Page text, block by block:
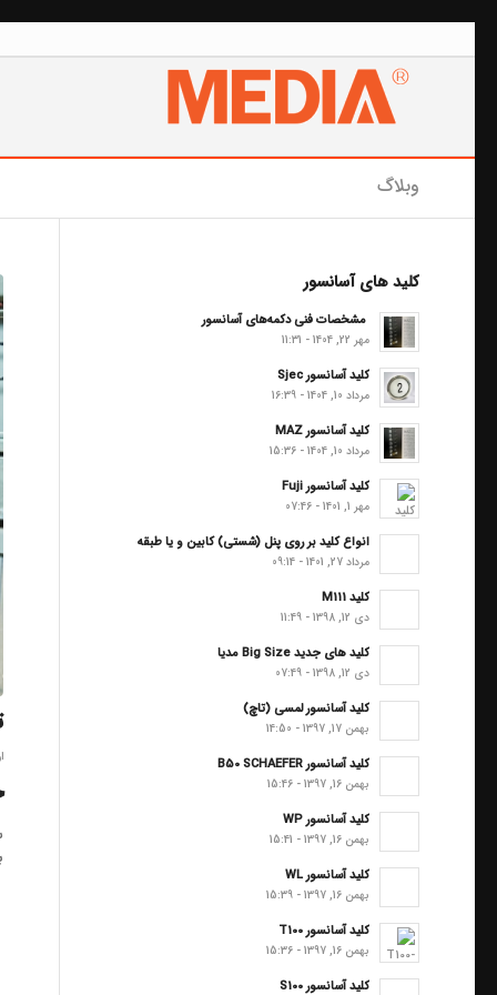
وبلاگ
کلید های آسانسور
مشخصات فنی دکمه‌های آسانسور
مهر 22, 1404 - 11:31
کلید آسانسور Sjec
مرداد 10, 1404 - 16:39
کلید آسانسور MAZ
مرداد 10, 1404 - 15:36
کلید آسانسور Fuji
مهر 1, 1401 - 07:46
انواع کلید بر روی پنل (شستی) کابین و یا طبقه
مرداد 27, 1401 - 09:14
کلید M111
دی 12, 1398 - 11:49
کلید های جدید Big Size مدیا
دی 12, 1398 - 07:49
کلید آسانسور لمسی (تاچ)
بهمن 17, 1397 - 14:50
کلید آسانسور B50 SCHAEFER
بهمن 16, 1397 - 15:46
کلید آسانسور WP
بهمن 16, 1397 - 15:41
کلید آسانسور WL
بهمن 16, 1397 - 15:39
کلید آسانسور T100
بهمن 16, 1397 - 15:36
کلید آسانسور S100